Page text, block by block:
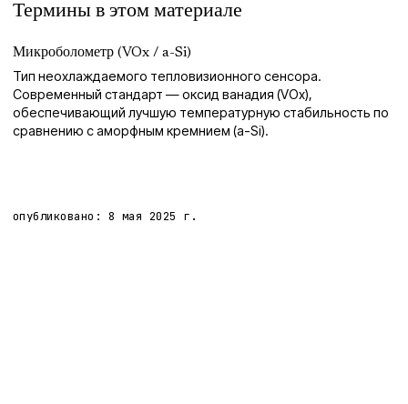
Термины в этом материале
Микроболометр (VOx / a-Si)
Тип неохлаждаемого тепловизионного сенсора.
Современный стандарт — оксид ванадия (VOx),
обеспечивающий лучшую температурную стабильность по
сравнению с аморфным кремнием (a-Si).
опубликовано: 8 мая 2025 г.